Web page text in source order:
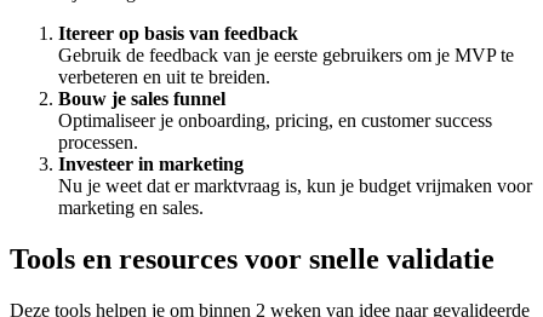
Itereer op basis van feedback
Gebruik de feedback van je eerste gebruikers om je MVP te
verbeteren en uit te breiden.
Bouw je sales funnel
Optimaliseer je onboarding, pricing, en customer success
processen.
Investeer in marketing
Nu je weet dat er marktvraag is, kun je budget vrijmaken voor
marketing en sales.
Tools en resources voor snelle validatie
Deze tools helpen je om binnen 2 weken van idee naar gevalideerde